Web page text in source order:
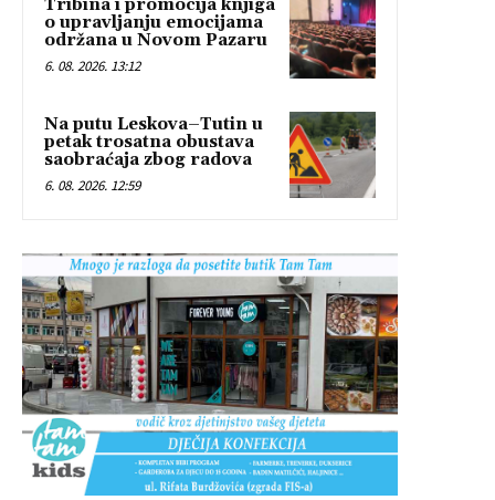
Tribina i promocija knjiga
o upravljanju emocijama
održana u Novom Pazaru
6. 08. 2026. 13:12
Na putu Leskova–Tutin u
petak trosatna obustava
saobraćaja zbog radova
6. 08. 2026. 12:59